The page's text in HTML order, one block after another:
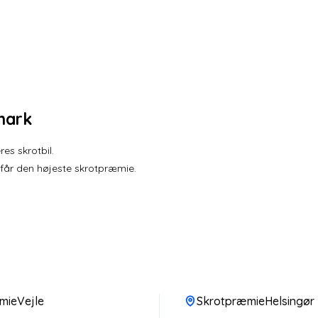
skrotbil.
den højeste skrotpræmie.
SkrotpræmieHelsingør